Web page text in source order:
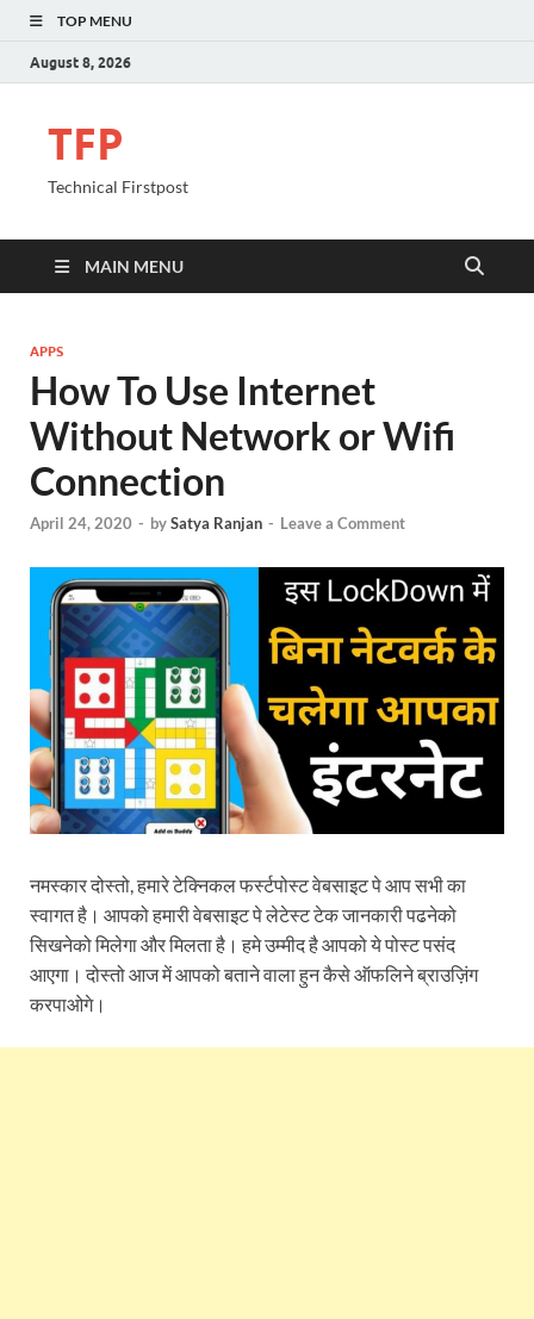
TOP MENU
August 8, 2026
TFP
Technical Firstpost
MAIN MENU
APPS
How To Use Internet
Without Network or Wifi
Connection
April 24, 2020 - bySatya Ranjan - Leave a Comment
नमस्कार दोस्तो, हमारे टेक्निकल फर्स्टपोस्ट वेबसाइट पे आप सभी का
स्वागत है। आपको हमारी वेबसाइट पे लेटेस्ट टेक जानकारी पढनेको
सिखनेको मिलेगा और मिलता है। हमे उम्मीद है आपको ये पोस्ट पसंद
आएगा। दोस्तो आज में आपको बताने वाला हुन कैसे ऑफलिने ब्राउज़िंग
करपाओगे।